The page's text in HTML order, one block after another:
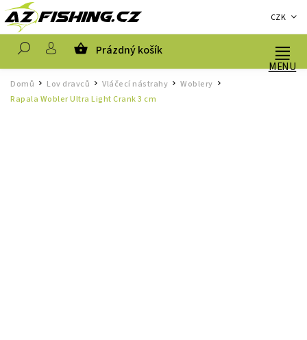
CZK
Prázdný košík
Domů / Lov dravců / Vláčecí nástrahy / Woblery
Rapala Wobler Ultra Light Crank 3 cm